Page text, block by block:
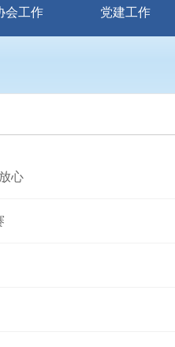
会工作 党建工作
心